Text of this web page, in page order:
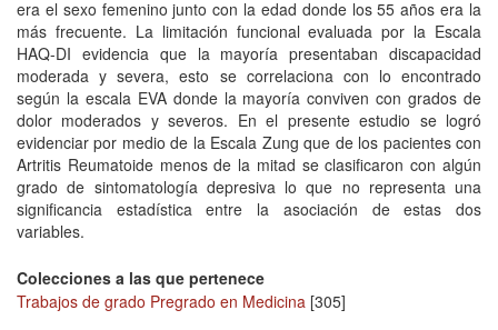
era el sexo femenino junto con la edad donde los 55 años era la
más frecuente. La limitación funcional evaluada por la Escala
HAQ-DI evidencia que la mayoría presentaban discapacidad
moderada y severa, esto se correlaciona con lo encontrado
según la escala EVA donde la mayoría conviven con grados de
dolor moderados y severos. En el presente estudio se logró
evidenciar por medio de la Escala Zung que de los pacientes con
Artritis Reumatoide menos de la mitad se clasificaron con algún
grado de sintomatología depresiva lo que no representa una
significancia estadística entre la asociación de estas dos
variables.
Colecciones a las que pertenece
Trabajos de grado Pregrado en Medicina [305]